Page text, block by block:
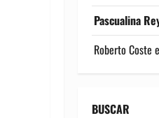
Pascualina
Roberto Coste
BUSCAR